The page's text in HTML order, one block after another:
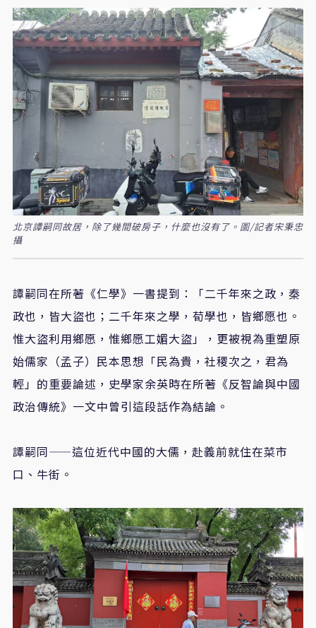
北京譚嗣同故居，除了幾間破房子，什麼也沒有了。圖/記者宋秉忠
攝
譚嗣同在所著《仁學》一書提到：「二千年來之政，秦
政也，皆大盜也；二千年來之學，荀學也，皆鄉愿也。
惟大盜利用鄉愿，惟鄉愿工媚大盜」，更被視為重塑原
始儒家（孟子）民本思想「民為貴，社稷次之，君為
輕」的重要論述，史學家余英時在所著《反智論與中國
政治傳統》一文中曾引這段話作為結論。
譚嗣同——這位近代中國的大儒，赴義前就住在菜市
口、牛街。